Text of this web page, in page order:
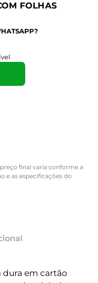
FOLHAS
final varia conforme a
e as especificações do
dura em cartão